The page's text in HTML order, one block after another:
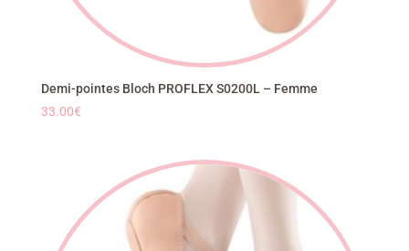
Demi-pointes Bloch PROFLEX S0200L – Femme
33.00€